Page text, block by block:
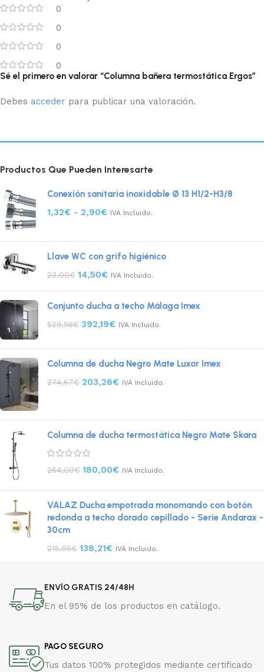
0
0
0
0
Sé el primero en valorar “Columna bañera termostática Ergos”
Debes acceder para publicar una valoración.
Productos Que Pueden Interesarte
Conexión sanitaria inoxidable Ø 13 H1/2-H3/8
1,32€ - 2,90€ IVA Incluido.
Llave WC con grifo higiénico
23,00€ 14,50€ IVA Incluido.
Conjunto ducha a techo Málaga Imex
529,98€ 392,19€ IVA Incluido.
Columna de ducha Negro Mate Luxor Imex
274,67€ 203,26€ IVA Incluido.
Columna de ducha termostática Negro Mate Skara
254,00€ 180,00€ IVA Incluido.
VALAZ Ducha empotrada monomando con botón
redonda a techo dorado cepillado - Serie Andarax -
30cm
215,95€ 138,21€ IVA Incluido.
ENVÍO GRATIS 24/48H
En el 95% de los productos en catálogo.
PAGO SEGURO
Tus datos 100% protegidos mediante certificado